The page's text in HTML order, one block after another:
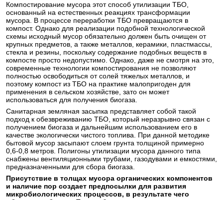
Компостирование мусора этот способ утилизации ТБО,
основанный на естественных реакциях трансформации
мусора. В процессе переработки ТБО превращаются в
компост. Однако для реализации подобной технологической
схемы исходный мусор обязательно должен быть очищен от
крупных предметов, а также металлов, керамики, пластмассы,
стекла и резины, поскольку содержание подобных веществ в
компосте просто недопустимо. Однако, даже не смотря на это,
современные технологии компостирования не позволяют
полностью освободиться от солей тяжелых металлов, и
поэтому компост из ТБО на практике малопригоден для
применения в сельском хозяйстве, зато он может
использоваться для получения биогаза.
Санитарная земляная засыпка представляет собой такой
подход к обезвреживанию ТБО, который неразрывно связан с
получением биогаза и дальнейшим использованием его в
качестве экологически чистого топлива. При данной методике
бытовой мусор засыпают слоем грунта толщиной примерно
0,6-0,8 метров. Полигоны утилизации мусора данного типа
снабжены вентиляционными трубами, газодувами и емкостями,
предназначенными для сбора биогаза.
Присутствие в толщах мусора органических компонентов
и наличие пор создает предпосылки для развития
микробиологических процессов, в результате чего